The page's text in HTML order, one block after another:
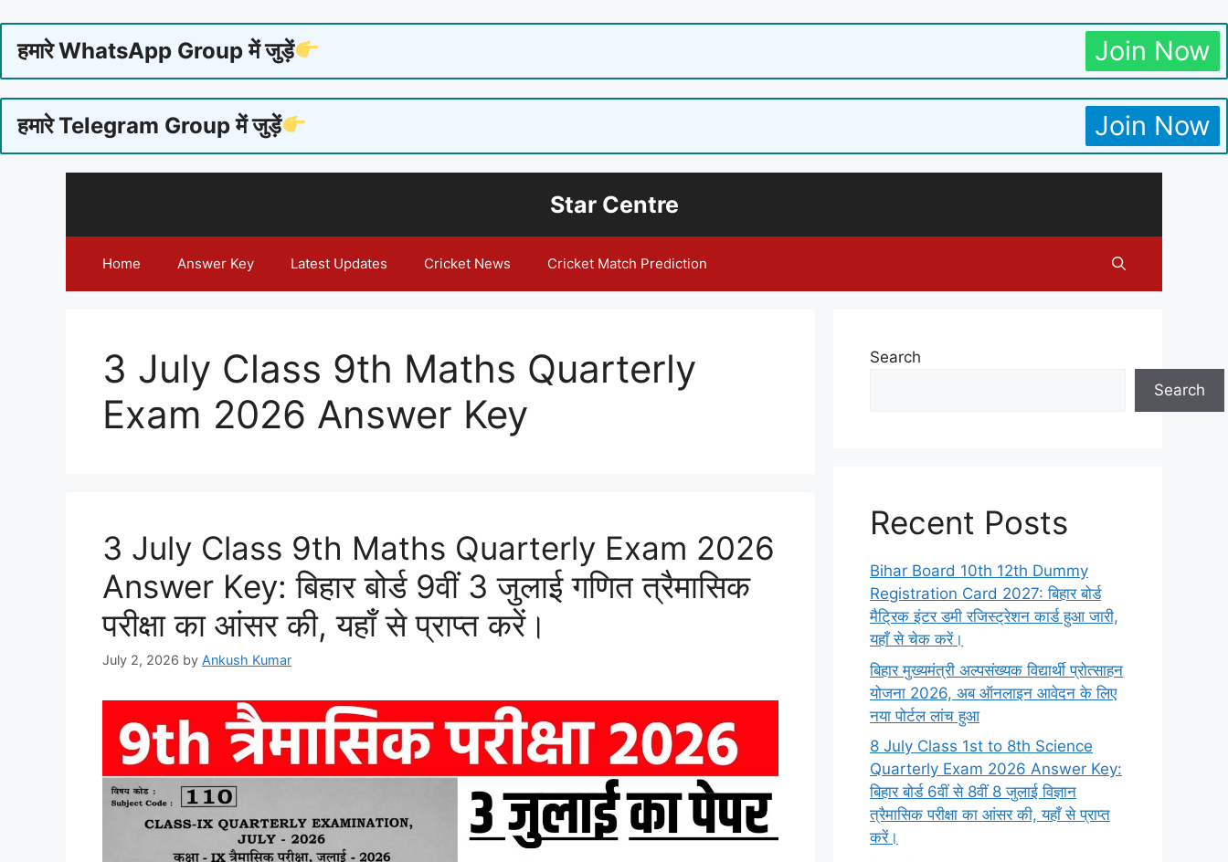
हमारे WhatsApp Group में जुड़ें Join Now
हमारे Telegram Group में जुड़ें Join Now
Star Centre
Home Answer Key Latest Updates Cricket News Cricket Match Prediction
3 July Class 9th Maths Quarterly
Exam 2026 Answer Key
3 July Class 9th Maths Quarterly Exam 2026
Answer Key: बिहार बोर्ड 9वीं 3 जुलाई गणित त्रैमासिक
परीक्षा का आंसर की, यहाँ से प्राप्त करें।
July 2, 2026 by Ankush Kumar
Search
Search
Recent Posts
Bihar Board 10th 12th Dummy
Registration Card 2027: बिहार बोर्ड
मैट्रिक इंटर डमी रजिस्ट्रेशन कार्ड हुआ जारी,
यहाँ से चेक करें।
बिहार मुख्यमंत्री अल्पसंख्यक विद्यार्थी प्रोत्साहन
योजना 2026, अब ऑनलाइन आवेदन के लिए
नया पोर्टल लांच हुआ
8 July Class 1st to 8th Science
Quarterly Exam 2026 Answer Key:
बिहार बोर्ड 6वीं से 8वीं 8 जुलाई विज्ञान
त्रैमासिक परीक्षा का आंसर की, यहाँ से प्राप्त
करें।